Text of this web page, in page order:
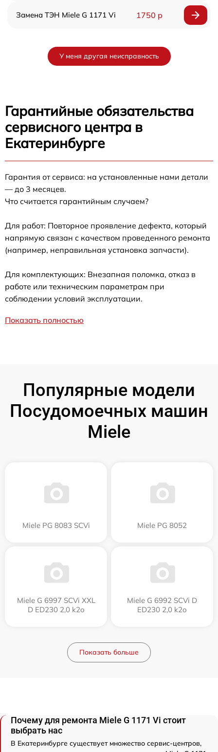
Замена ТЭН Miele G 1171 Vi 1750 р
У меня другая неисправность
Гарантийные обязательства
сервисного центра в
Екатеринбурге
Гарантия от сервиса: на установленные нами детали
— до 3 месяцев.
Что считается гарантийным случаем?
Для работ: Повторное проявление дефекта, который
напрямую связан с качеством проведенного ремонта
(например, неправильная установка запчасти).
Для комплектующих: Внезапная поломка, отказ в
работе или техническим параметрам при
соблюдении условий эксплуатации.
Показать полностью
Популярные модели
Посудомоечных машин
Miele
Miele PG 8083 SCVi Miele PG 8052
Miele G 6997 SCVi XXL
D ED230 2,0 k2o
Miele G 6992 SCVi D
ED230 2,0 k2o
Показать больше
Почему для ремонта Miele G 1171 Vi стоит
выбрать нас
В Екатеринбурге существует множество сервис-центров,